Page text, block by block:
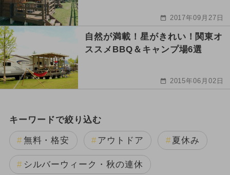
2017年09月27日
自然が満載！星がきれい！関東オ
ススメBBQ＆キャンプ場6選
2015年06月02日
キーワードで絞り込む
無料・格安 アウトドア 夏休み
シルバーウィーク・秋の連休